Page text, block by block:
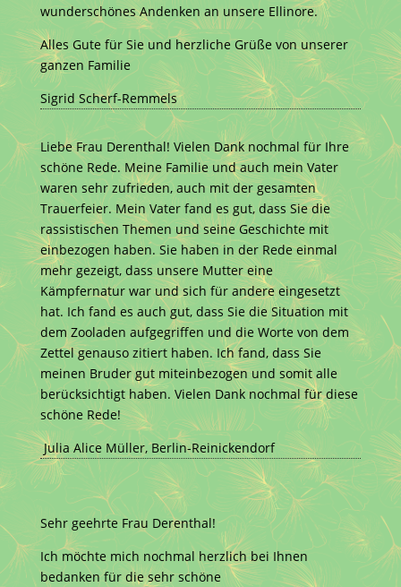
wunderschönes Andenken an unsere Ellinore.
Alles Gute für Sie und herzliche Grüße von unserer
ganzen Familie
Sigrid Scherf-Remmels
Liebe Frau Derenthal! Vielen Dank nochmal für Ihre
schöne Rede. Meine Familie und auch mein Vater
waren sehr zufrieden, auch mit der gesamten
Trauerfeier. Mein Vater fand es gut, dass Sie die
rassistischen Themen und seine Geschichte mit
einbezogen haben. Sie haben in der Rede einmal
mehr gezeigt, dass unsere Mutter eine
Kämpfernatur war und sich für andere eingesetzt
hat. Ich fand es auch gut, dass Sie die Situation mit
dem Zooladen aufgegriffen und die Worte von dem
Zettel genauso zitiert haben. Ich fand, dass Sie
meinen Bruder gut miteinbezogen und somit alle
berücksichtigt haben. Vielen Dank nochmal für diese
schöne Rede!
Julia Alice Müller, Berlin-Reinickendorf
Sehr geehrte Frau Derenthal!
Ich möchte mich nochmal herzlich bei Ihnen
bedanken für die sehr schöne